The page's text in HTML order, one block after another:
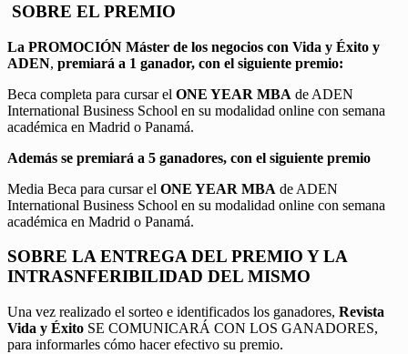
SOBRE EL PREMIO
La PROMOCIÓN Máster de los negocios con Vida y Éxito y
ADEN, premiará a 1 ganador, con el siguiente premio:
Beca completa para cursar el ONE YEAR MBA de ADEN
International Business School en su modalidad online con semana
académica en Madrid o Panamá.
Además se premiará a 5 ganadores, con el siguiente premio
Media Beca para cursar el ONE YEAR MBA de ADEN
International Business School en su modalidad online con semana
académica en Madrid o Panamá.
SOBRE LA ENTREGA DEL PREMIO Y LA
INTRASNFERIBILIDAD DEL MISMO
Una vez realizado el sorteo e identificados los ganadores, Revista
Vida y Éxito SE COMUNICARÁ CON LOS GANADORES,
para informarles cómo hacer efectivo su premio.